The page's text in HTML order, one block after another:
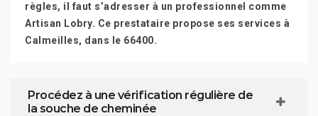
règles, il faut s’adresser à un professionnel comme
Artisan Lobry. Ce prestataire propose ses services à
Calmeilles, dans le 66400.
Procédez à une vérification régulière de
la souche de cheminée